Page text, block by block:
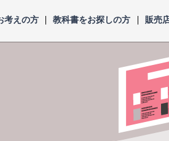
考えの方 教科書をお探しの方 販売